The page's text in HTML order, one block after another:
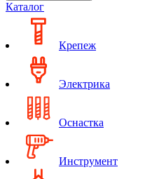
Каталог
Крепеж
Электрика
Оснастка
Инструмент